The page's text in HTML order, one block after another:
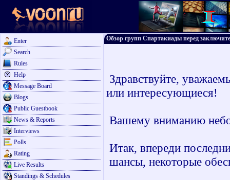
Enter
Search
Rules
Help
Message Board
Blogs
Public Guestbook
News & Reports
Interviews
Polls
Rating
Live Results
Standings & Schedules
Обзор групп Спартакиады перед
Здравствуйте,
или интересующиеся!
Вашему вниманию
Итак, впереди
шансы, некоторые